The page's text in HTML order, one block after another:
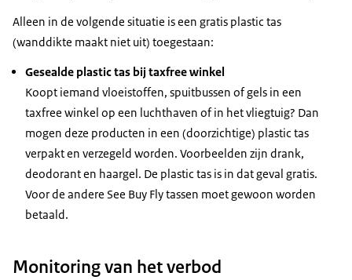
Alleen in de volgende situatie is een gratis plastic tas
(wanddikte maakt niet uit) toegestaan:
Gesealde plastic tas bij taxfree winkel
Koopt iemand vloeistoffen, spuitbussen of gels in een
taxfree winkel op een luchthaven of in het vliegtuig? Dan
mogen deze producten in een (doorzichtige) plastic tas
verpakt en verzegeld worden. Voorbeelden zijn drank,
deodorant en haargel. De plastic tas is in dat geval gratis.
Voor de andere See Buy Fly tassen moet gewoon worden
betaald.
Monitoring van het verbod